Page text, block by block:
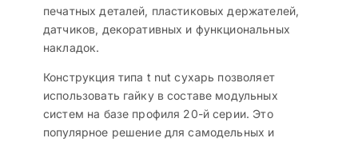
печатных деталей, пластиковых держателей,
датчиков, декоративных и функциональных
накладок.
Конструкция типа t nut сухарь позволяет
использовать гайку в составе модульных
систем на базе профиля 20-й серии. Это
популярное решение для самодельных и